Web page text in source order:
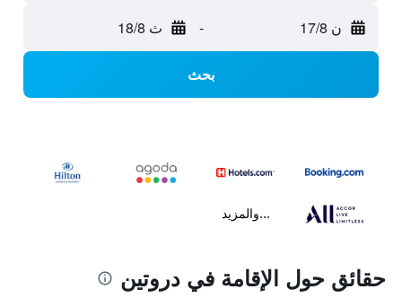
ن 17/8 - ث 18/8
بحث
...والمزيد
حقائق حول الإقامة في دروتين